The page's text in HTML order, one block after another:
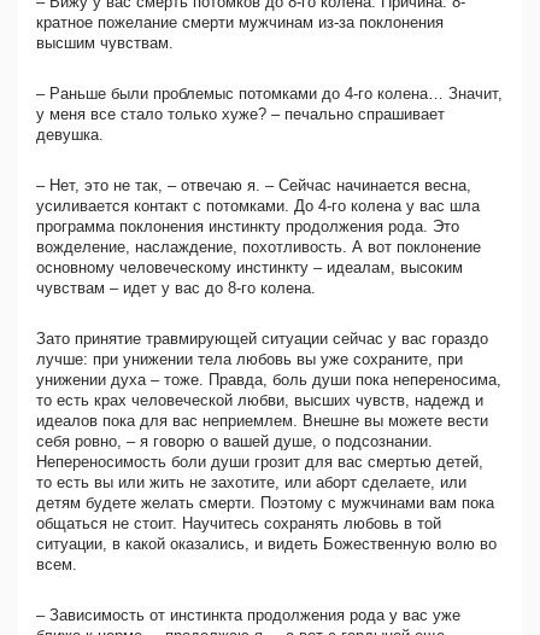
кратное пожелание смерти мужчинам из-за поклонения
высшим чувствам.
– Раньше были проблемыс потомками до 4-го колена… Значит,
у меня все стало только хуже? – печально спрашивает
девушка.
– Нет, это не так, – отвечаю я. – Сейчас начинается весна,
усиливается контакт с потомками. До 4-го колена у вас шла
программа поклонения инстинкту продолжения рода. Это
вожделение, наслаждение, похотливость. А вот поклонение
основному человеческому инстинкту – идеалам, высоким
чувствам – идет у вас до 8-го колена.
Зато принятие травмирующей ситуации сейчас у вас гораздо
лучше: при унижении тела любовь вы уже сохраните, при
унижении духа – тоже. Правда, боль души пока непереносима,
то есть крах человеческой любви, высших чувств, надежд и
идеалов пока для вас неприемлем. Внешне вы можете вести
себя ровно, – я говорю о вашей душе, о подсознании.
Непереносимость боли души грозит для вас смертью детей,
то есть вы или жить не захотите, или аборт сделаете, или
детям будете желать смерти. Поэтому с мужчинами вам пока
общаться не стоит. Научитесь сохранять любовь в той
ситуации, в какой оказались, и видеть Божественную волю во
всем.
– Зависимость от инстинкта продолжения рода у вас уже